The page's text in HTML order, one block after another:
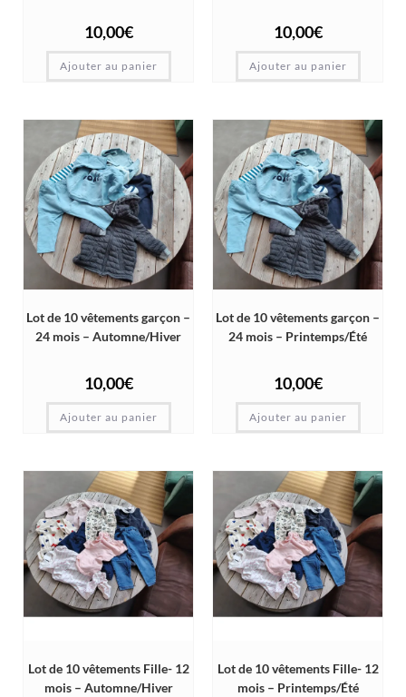
10,00€
Ajouter au panier
10,00€
Ajouter au panier
Lot de 10 vêtements garçon –
24 mois – Automne/Hiver
10,00€
Ajouter au panier
Lot de 10 vêtements garçon –
24 mois – Printemps/Été
10,00€
Ajouter au panier
Lot de 10 vêtements Fille- 12
mois – Automne/Hiver
Lot de 10 vêtements Fille- 12
mois – Printemps/Été